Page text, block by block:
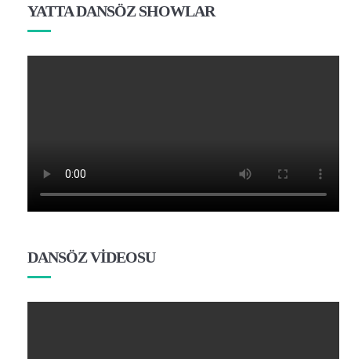
YATTA DANSÖZ SHOWLAR
DANSÖZ VİDEOSU